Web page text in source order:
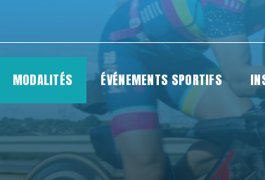
MODALITÉS ÉVÉNEMENTS SPORTIFS